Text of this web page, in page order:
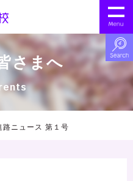
さまへ
路ニュース 第１号